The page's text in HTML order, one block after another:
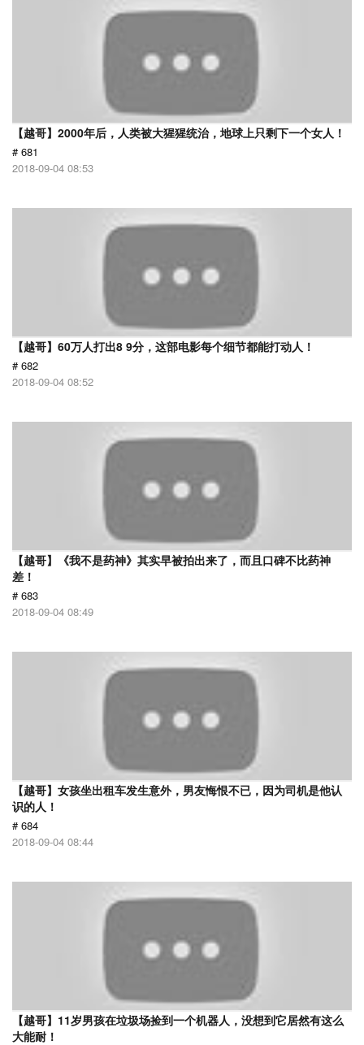
【越哥】2000年后，人类被大猩猩统治，地球上只剩下一个女人！
# 681
2018-09-04 08:53
【越哥】60万人打出8 9分，这部电影每个细节都能打动人！
# 682
2018-09-04 08:52
【越哥】《我不是药神》其实早被拍出来了，而且口碑不比药神
差！
# 683
2018-09-04 08:49
【越哥】女孩坐出租车发生意外，男友悔恨不已，因为司机是他认
识的人！
# 684
2018-09-04 08:44
【越哥】11岁男孩在垃圾场捡到一个机器人，没想到它居然有这么
大能耐！